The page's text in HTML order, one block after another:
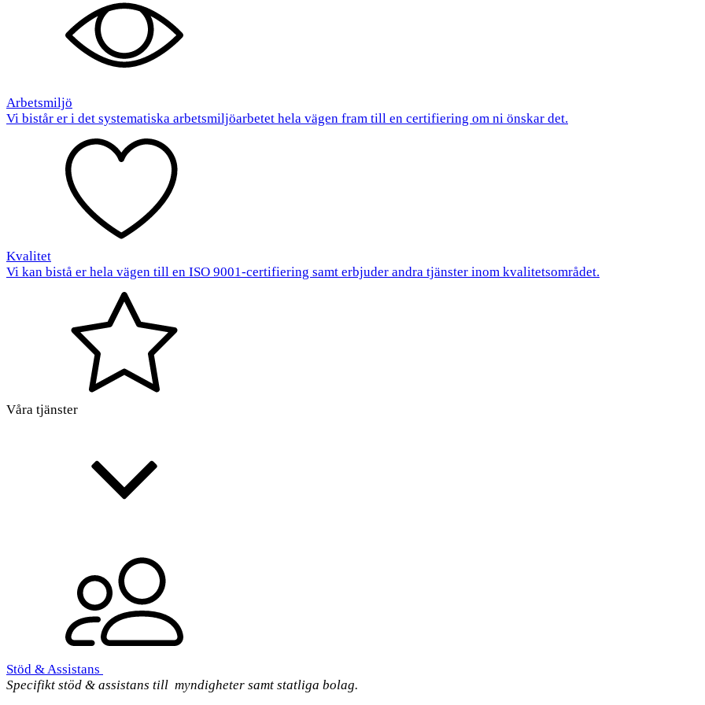
Arbetsmiljö
Vi bistår er i det systematiska arbetsmiljöarbetet hela vägen fram till en certifiering om ni önskar det.
Kvalitet
Vi kan bistå er hela vägen till en ISO 9001-certifiering samt erbjuder andra tjänster inom kvalitetsområdet.
Våra tjänster
Stöd & Assistans
Specifikt stöd & assistans till myndigheter samt statliga bolag.